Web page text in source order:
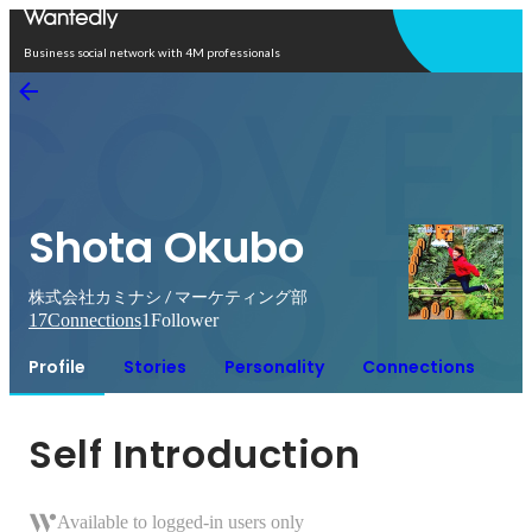
Business social network with 4M professionals
Shota Okubo
株式会社カミナシ / マーケティング部
17Connections1Follower
Profile Stories Personality Connections
Self Introduction
Available to logged-in users only